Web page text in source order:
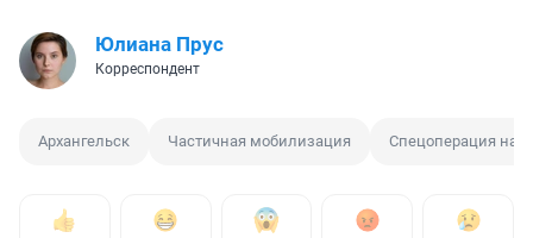
Юлиана Прус
Корреспондент
Архангельск Частичная мобилизация Спецоперация на